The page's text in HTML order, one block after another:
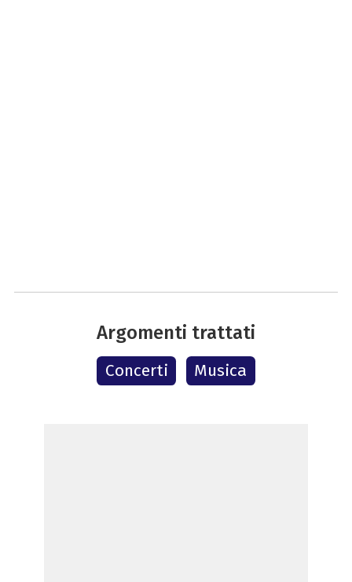
Argomenti trattati
Concerti Musica